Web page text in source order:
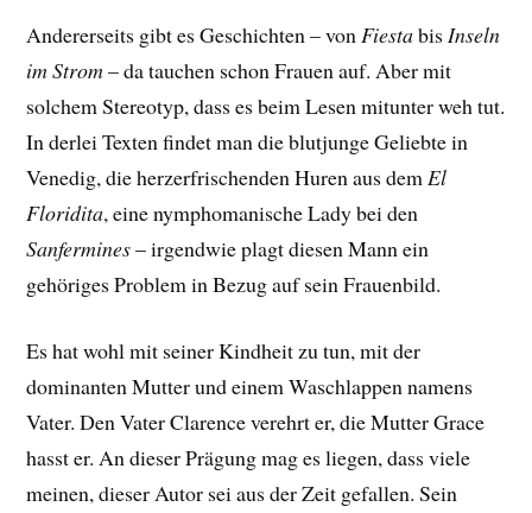
Andererseits gibt es Geschichten – von Fiestabis Inseln
im Strom– da tauchen schon Frauen auf. Aber mit
solchem Stereotyp, dass es beim Lesen mitunter weh tut.
In derlei Texten findet man die blutjunge Geliebte in
Venedig, die herzerfrischenden Huren aus dem El
Floridita, eine nymphomanische Lady bei den
Sanfermines– irgendwie plagt diesen Mann ein
gehöriges Problem in Bezug auf sein Frauenbild.
Es hat wohl mit seiner Kindheit zu tun, mit der
dominanten Mutter und einem Waschlappen namens
Vater. Den Vater Clarence verehrt er, die Mutter Grace
hasst er. An dieser Prägung mag es liegen, dass viele
meinen, dieser Autor sei aus der Zeit gefallen. Sein